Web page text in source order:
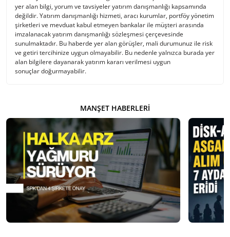
yer alan bilgi, yorum ve tavsiyeler yatırım danışmanlığı kapsamında
değildir. Yatırım danışmanlığı hizmeti, aracı kurumlar, portföy yönetim
şirketleri ve mevduat kabul etmeyen bankalar ile müşteri arasında
imzalanacak yatırım danışmanlığı sözleşmesi çerçevesinde
sunulmaktadır. Bu haberde yer alan görüşler, mali durumunuz ile risk
ve getiri tercihinize uygun olmayabilir. Bu nedenle yalnızca burada yer
alan bilgilere dayanarak yatırım kararı verilmesi uygun
sonuçlar doğurmayabilir.
MANŞET HABERLERI